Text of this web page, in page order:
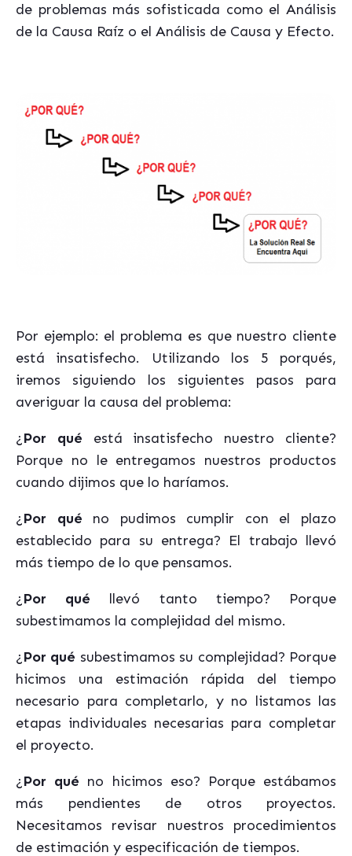
de problemas más sofisticada como el Análisis
de la Causa Raíz o el Análisis de Causa y Efecto.
Por ejemplo: el problema es que nuestro cliente
está insatisfecho. Utilizando los 5 porqués,
iremos siguiendo los siguientes pasos para
averiguar la causa del problema:
¿ Por qué está insatisfecho nuestro cliente?
Porque no le entregamos nuestros productos
cuando dijimos que lo haríamos.
¿ Por qué no pudimos cumplir con el plazo
establecido para su entrega? El trabajo llevó
más tiempo de lo que pensamos.
¿ Por qué llevó tanto tiempo? Porque
subestimamos la complejidad del mismo.
¿ Por qué subestimamos su complejidad? Porque
hicimos una estimación rápida del tiempo
necesario para completarlo, y no listamos las
etapas individuales necesarias para completar
el proyecto.
¿ Por qué no hicimos eso? Porque estábamos
más pendientes de otros proyectos.
Necesitamos revisar nuestros procedimientos
de estimación y especificación de tiempos.